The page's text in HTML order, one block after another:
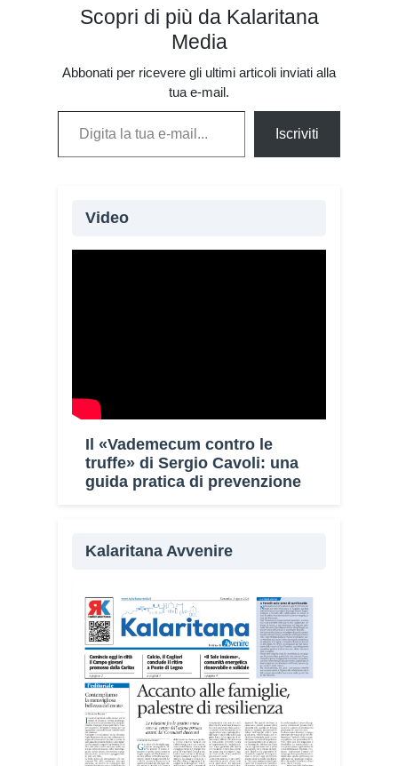
Scopri di più da Kalaritana
Media
Abbonati per ricevere gli ultimi articoli inviati alla
tua e-mail.
Digita la tua e-mail...
Iscriviti
Video
Il «Vademecum contro le
truffe» di Sergio Cavoli: una
guida pratica di prevenzione
Kalaritana Avvenire